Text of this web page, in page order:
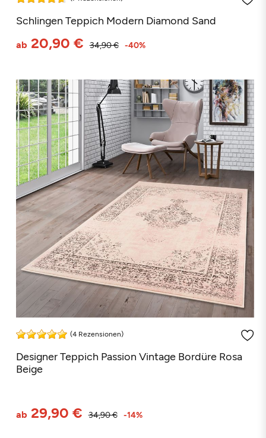
Schlingen Teppich Modern Diamond Sand
34,90 €
ab 20,90 € -40%
(4 Rezensionen)
Designer Teppich Passion Vintage Bordüre Rosa
Beige
34,90 €
ab 29,90 € -14%